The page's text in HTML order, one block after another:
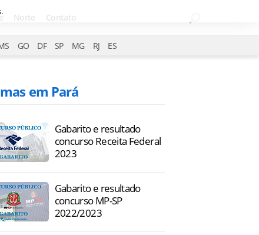
Norte Contato
GO DF SP MG RJ ES
em Pará
Gabarito e resultado
concurso Receita Federal
2023
Gabarito e resultado
concurso MP-SP
2022/2023